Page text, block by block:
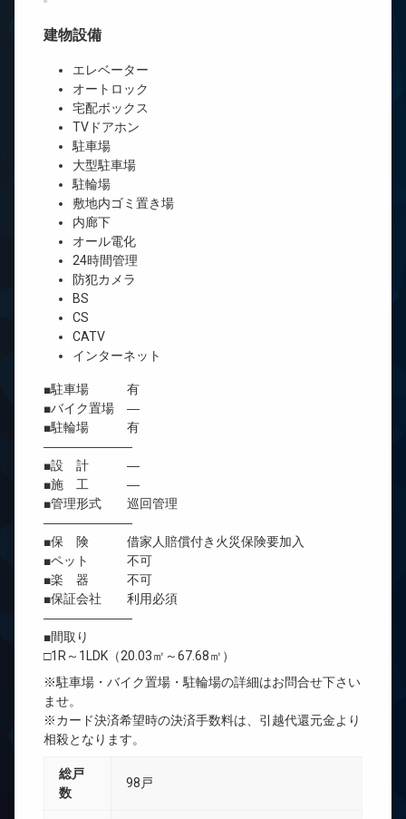
建物設備
エレベーター
オートロック
宅配ボックス
TVドアホン
駐車場
大型駐車場
駐輪場
敷地内ゴミ置き場
内廊下
オール電化
24時間管理
防犯カメラ
BS
CS
CATV
インターネット
■駐車場 有
■バイク置場 ―
■駐輪場 有
―――――――
■設 計 ―
■施 工 ―
■管理形式 巡回管理
―――――――
■保 険 借家人賠償付き火災保険要加入
■ペット 不可
■楽 器 不可
■保証会社 利用必須
―――――――
■間取り
□1R～1LDK（20.03㎡～67.68㎡）
※駐車場・バイク置場・駐輪場の詳細はお問合せ下さい
ませ。
※カード決済希望時の決済手数料は、引越代還元金より
相殺となります。
総戸
数
98戸